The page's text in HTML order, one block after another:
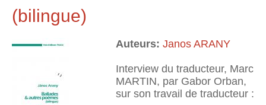
(bilingue)
Auteurs: Janos ARANY
Interview du traducteur, Marc
MARTIN, par Gabor Orban,
sur son travail de traducteur :